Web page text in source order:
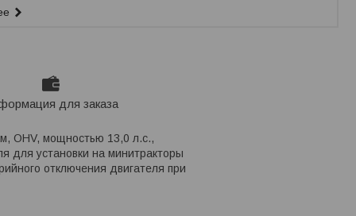
для заказа
OHV, мощностью 13,0 л.с.,
для установки на минитракторы
отключения двигателя при